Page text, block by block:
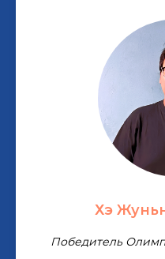
Хэ
Победитель